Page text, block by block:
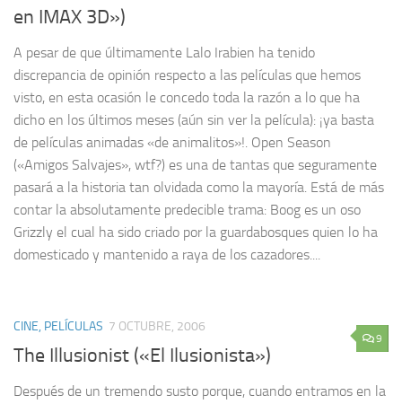
en IMAX 3D»)
A pesar de que últimamente Lalo Irabien ha tenido
discrepancia de opinión respecto a las películas que hemos
visto, en esta ocasión le concedo toda la razón a lo que ha
dicho en los últimos meses (aún sin ver la película): ¡ya basta
de películas animadas «de animalitos»!. Open Season
(«Amigos Salvajes», wtf?) es una de tantas que seguramente
pasará a la historia tan olvidada como la mayoría. Está de más
contar la absolutamente predecible trama: Boog es un oso
Grizzly el cual ha sido criado por la guardabosques quien lo ha
domesticado y mantenido a raya de los cazadores....
9
CINE, PELÍCULAS 7 OCTUBRE, 2006
The Illusionist («El Ilusionista»)
Después de un tremendo susto porque, cuando entramos en la